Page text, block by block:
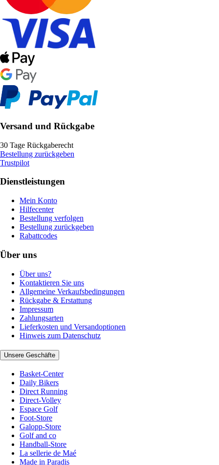
Versand und Rückgabe
30 Tage Rückgaberecht
Bestellung zurückgeben
Trustpilot
Dienstleistungen
Mein Konto
Hilfecenter
Bestellung verfolgen
Bestellung zurückgeben
Rabattcodes
Über uns
Über uns?
Kontaktieren Sie uns
Allgemeine Verkaufsbedingungen
Rückgabe & Erstattung
Impressum
Zahlungsarten
Lieferkosten und Versandoptionen
Hinweis zum Datenschutz
Unsere Geschäfte
Basket-Center
Daily Bikers
Direct Running
Direct-Volley
Espace Golf
Foot-Store
Galopp-Store
Golf and co
Handball-Store
La sellerie de Maé
Made in Paradis